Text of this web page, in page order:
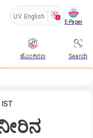
UV English
E-Paper
ಹೊಂಗಿರಣ Search
IST